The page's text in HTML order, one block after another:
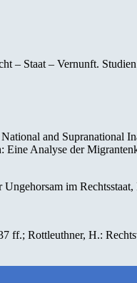
– Staat – Vernunft.
and
Analyse der
im
Rottleuthner, H.: